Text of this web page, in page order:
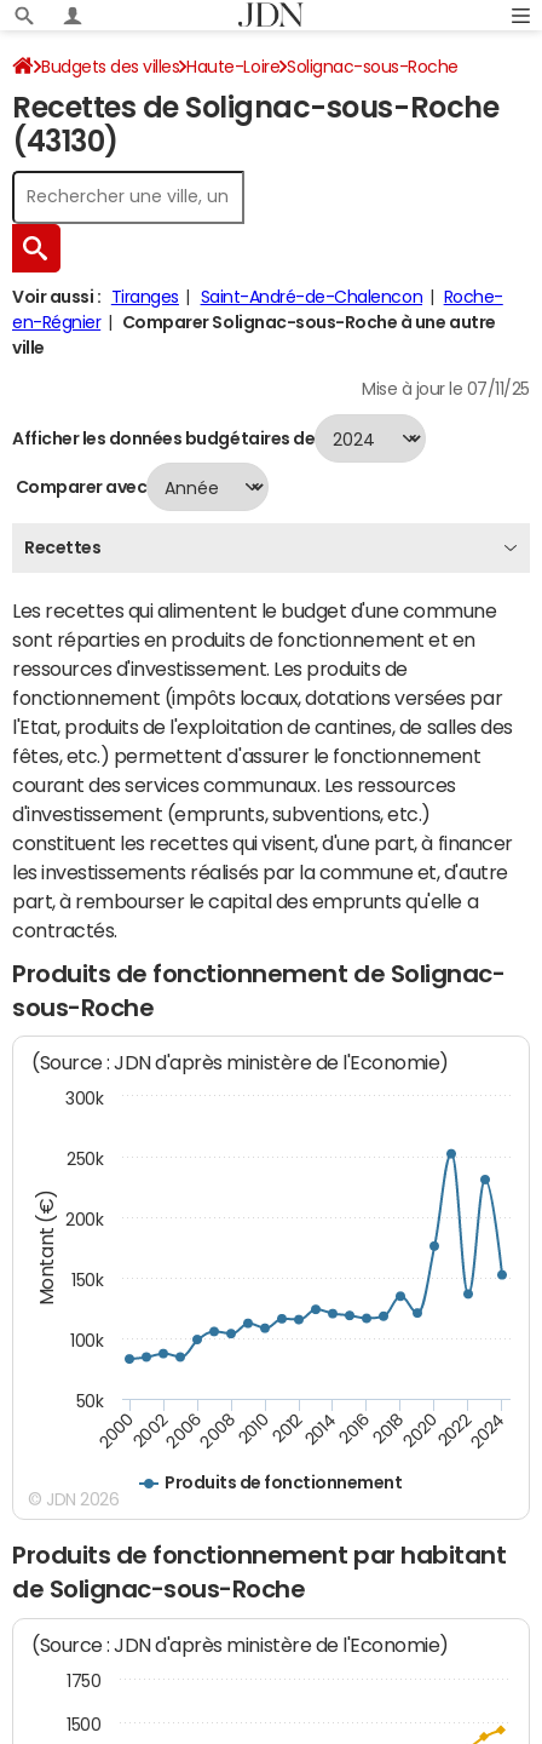
Budgets des villes Haute-Loire Solignac-sous-Roche
Recettes 2024
Recettes de Solignac-sous-Roche
(43130)
Voir aussi : Tiranges Saint-André-de-Chalencon
Roche-
en-Régnier
Comparer Solignac-sous-Roche à une autre
ville
Mise à jour le 07/11/25
Afficher les données budgétaires de
Comparer avec
Recettes
Les recettes qui alimentent le budget d'une commune
sont réparties en produits de fonctionnement et en
ressources d'investissement. Les produits de
fonctionnement (impôts locaux, dotations versées par
l'Etat, produits de l'exploitation de cantines, de salles des
fêtes, etc.) permettent d'assurer le fonctionnement
courant des services communaux. Les ressources
d'investissement (emprunts, subventions, etc.)
constituent les recettes qui visent, d'une part, à financer
les investissements réalisés par la commune et, d'autre
part, à rembourser le capital des emprunts qu'elle a
contractés.
Produits de fonctionnement de Solignac-
sous-Roche
Montant (€)
(Source : JDN d'après ministère de l'Economie)
Produits de fonctionnement
200020022006200820102012201420162018202020222024
50k
100k
150k
200k
250k
300k
© JDN 2026
Produits de fonctionnement par habitant
de Solignac-sous-Roche
(Source : JDN d'après ministère de l'Economie)
1500
1750